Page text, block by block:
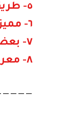
٥- طريقة تركيب بوب اب كونتر
٦- مميزات بوب اب كونتر .
٧- بعض ستاندات المعارض التي يمكن استخدامها مع الـ ترابيزة بوب اب
٨- معرض صور اعمالنا لـ الـ بوب اب كونتر